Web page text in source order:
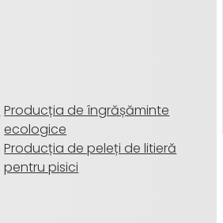
Producția de îngrășăminte
ecologice
Producția de peleți de litieră
pentru pisici